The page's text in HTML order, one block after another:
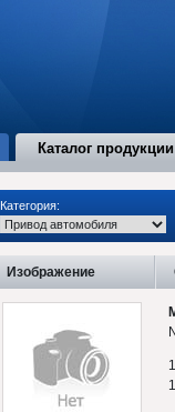
Каталог продукции
Категория:
Изображение